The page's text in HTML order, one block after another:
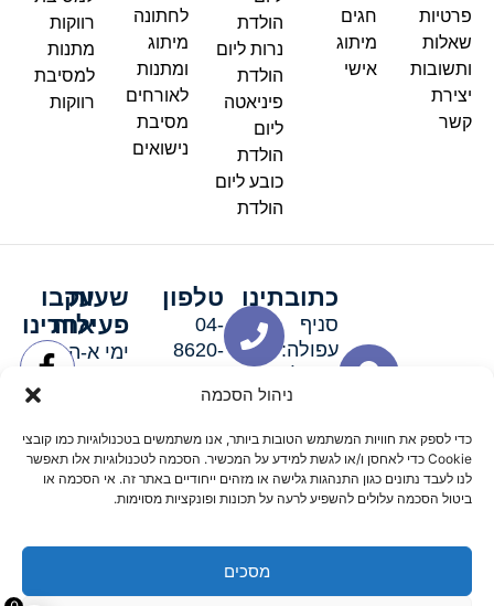
ניהול הסכמה
כדי לספק את חוויות המשתמש הטובות ביותר, אנו משתמשים בטכנולוגיות כמו קובצי
Cookie כדי לאחסן ו/או לגשת למידע על המכשיר. הסכמה לטכנולוגיות אלו תאפשר
לנו לעבד נתונים כגון התנהגות גלישה או מזהים ייחודיים באתר זה. אי הסכמה או
ביטול הסכמה עלולים להשפיע לרעה על תכונות ופונקציות מסוימות.
מסכים
פרטיות
שאלות
ותשובות
יצירת
קשר
חגים
מיתוג
אישי
הולדת
נרות ליום
הולדת
פיניאטה
ליום
הולדת
כובע ליום
הולדת
לחתונה
מיתוג
ומתנות
לאורחים
מסיבת
נישואים
רווקות
מתנות
למסיבת
רווקות
כתובתינו
סניף
עפולה:
סניף מגדל
האלה 19
טלפון
04-
8620-
שעות
פעילות
ימי א-ה:
ימי שישי
וערבי חג:
8:30-
15:00
עקבו
אחרינו